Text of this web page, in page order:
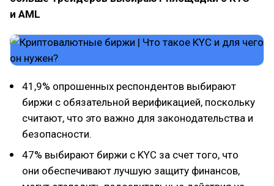
и AML
41,9% опрошенных респондентов выбирают
биржи с обязательной верификацией, поскольку
считают, что это важно для законодательства и
безопасности.
47% выбирают биржи с KYC за счет того, что
они обеспечивают лучшую защиту финансов,